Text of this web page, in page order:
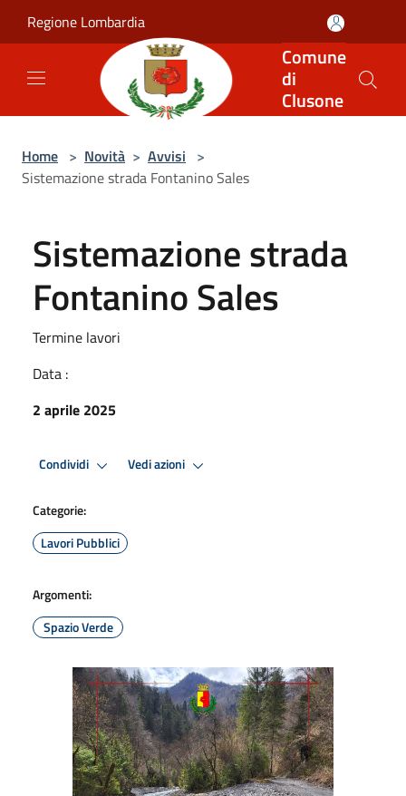
Regione Lombardia
Comune
di
Clusone
Home > Novità > Avvisi >
Sistemazione strada Fontanino Sales
Sistemazione strada
Fontanino Sales
Termine lavori
Data :
2 aprile 2025
Condividi Vedi azioni
Categorie:
Lavori Pubblici
Argomenti:
Spazio Verde